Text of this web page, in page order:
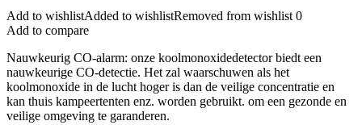
Add to wishlistAdded to wishlistRemoved from wishlist 0
Add to compare
Nauwkeurig CO-alarm: onze koolmonoxidedetector biedt een
nauwkeurige CO-detectie. Het zal waarschuwen als het
koolmonoxide in de lucht hoger is dan de veilige concentratie en
kan thuis kampeertenten enz. worden gebruikt. om een gezonde en
veilige omgeving te garanderen.